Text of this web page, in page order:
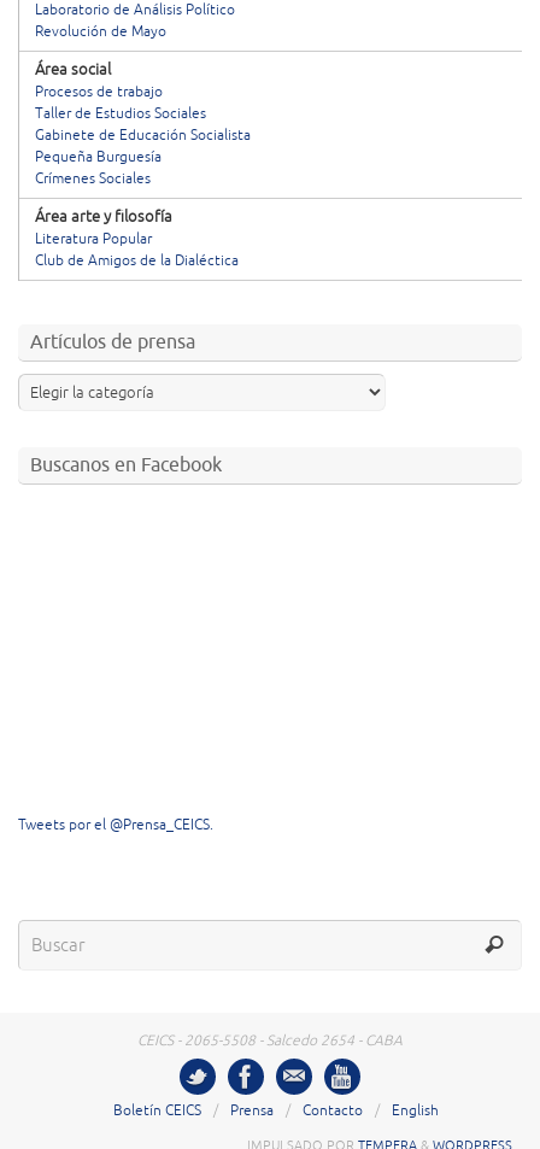
Laboratorio de Análisis Político
Revolución de Mayo
Área social
Procesos de trabajo
Taller de Estudios Sociales
Gabinete de Educación Socialista
Pequeña Burguesía
Crímenes Sociales
Área arte y filosofía
Literatura Popular
Club de Amigos de la Dialéctica
Artículos de prensa
Buscanos en Facebook
Tweets por el @Prensa_CEICS.
CEICS - 2065-5508 - Salcedo 2654 - CABA
Boletín CEICS Prensa Contacto English